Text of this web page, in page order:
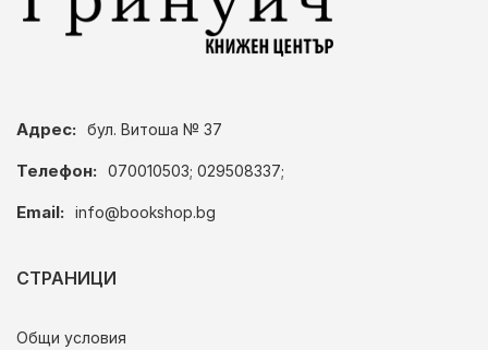
Адрес: бул. Витоша № 37
Телефон: 070010503; 029508337;
Email: info@bookshop.bg
СТРАНИЦИ
Общи условия